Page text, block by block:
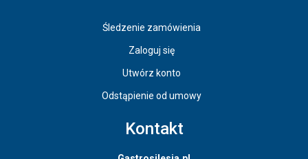
Śledzenie zamówienia
Zaloguj się
Utwórz konto
Odstąpienie od umowy
Kontakt